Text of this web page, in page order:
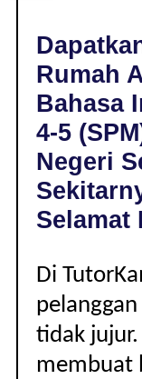
DI
ROMPIN,
NEGERI
SEMBILAN
TINGKATAN
4-
(SPM)
Rumah
Bahasa
4-5
Negeri
Selamat
Di
tidak jujur.
membuat